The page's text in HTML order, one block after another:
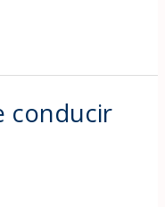
conducir